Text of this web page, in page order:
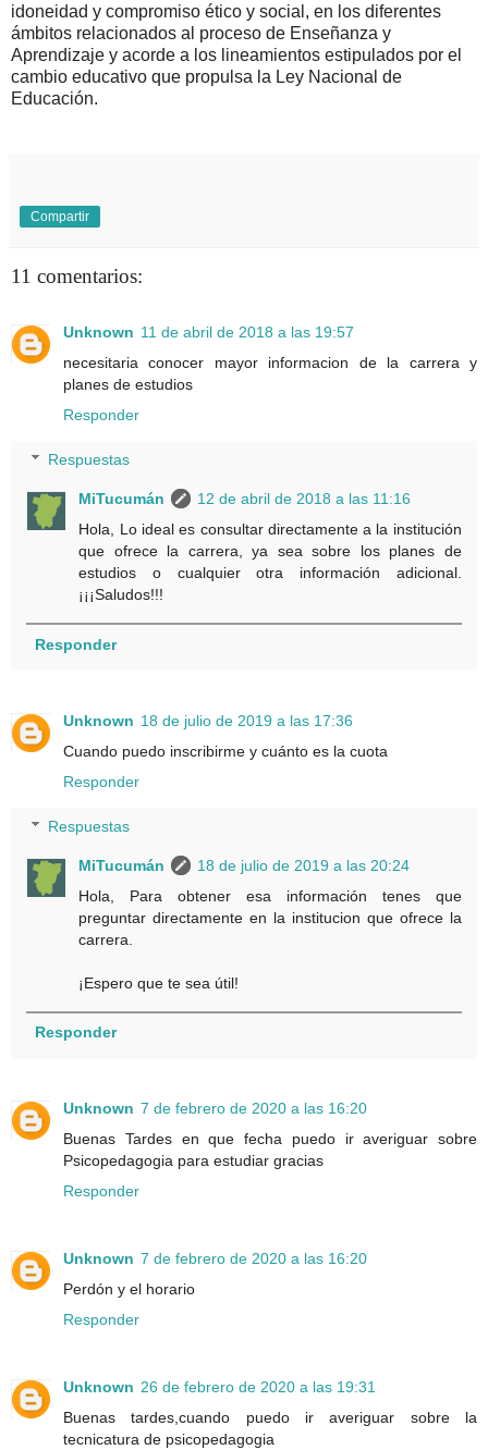
idoneidad y compromiso ético y social, en los diferentes
ámbitos relacionados al proceso de Enseñanza y
Aprendizaje y acorde a los lineamientos estipulados por el
cambio educativo que propulsa la Ley Nacional de
Educación.
Compartir
11 comentarios:
Unknown 11 de abril de 2018 a las 19:57
necesitaria conocer mayor informacion de la carrera y
planes de estudios
Responder
Respuestas
MiTucumán
12 de abril de 2018 a las 11:16
Hola, Lo ideal es consultar directamente a la institución
que ofrece la carrera, ya sea sobre los planes de
estudios o cualquier otra información adicional.
¡¡¡Saludos!!!
Responder
Unknown 18 de julio de 2019 a las 17:36
Cuando puedo inscribirme y cuánto es la cuota
Responder
Respuestas
MiTucumán
18 de julio de 2019 a las 20:24
Hola, Para obtener esa información tenes que
preguntar directamente en la institucion que ofrece la
carrera.
¡Espero que te sea útil!
Responder
Unknown 7 de febrero de 2020 a las 16:20
Buenas Tardes en que fecha puedo ir averiguar sobre
Psicopedagogia para estudiar gracias
Responder
Unknown 7 de febrero de 2020 a las 16:20
Perdón y el horario
Responder
Unknown 26 de febrero de 2020 a las 19:31
Buenas tardes,cuando puedo ir averiguar sobre la
tecnicatura de psicopedagogia